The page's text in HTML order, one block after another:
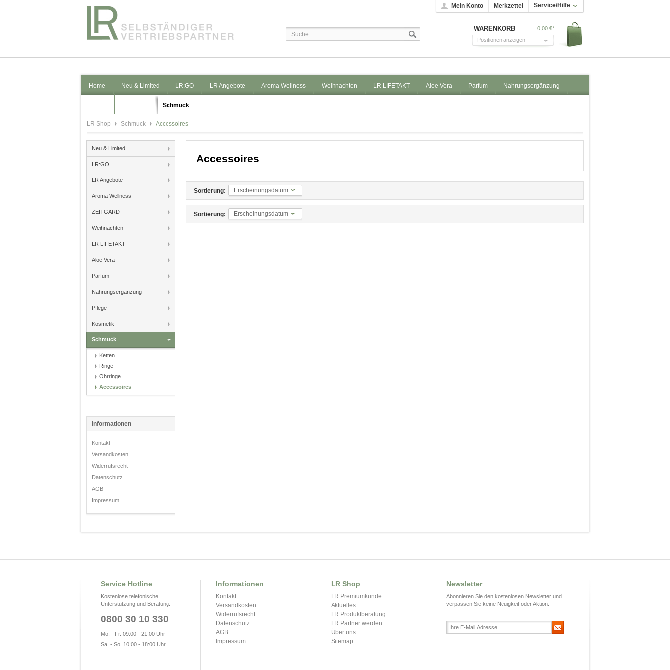
Mein Konto Merkzettel Service/Hilfe
WARENKORB
0,00 €*
Positionen anzeigen
Home Neu & Limited LR:GO LR Angebote Aroma Wellness Weihnachten LR LIFETAKT Aloe Vera Parfum Nahrungsergänzung
Schmuck
LR Shop Schmuck Accessoires
Neu & Limited
LR:GO
LR Angebote
Aroma Wellness
ZEITGARD
Weihnachten
LR LIFETAKT
Aloe Vera
Parfum
Nahrungsergänzung
Pflege
Kosmetik
Schmuck
Ketten
Ringe
Ohrringe
Accessoires
Informationen
Kontakt
Versandkosten
Widerrufsrecht
Datenschutz
AGB
Impressum
Accessoires
Sortierung: Erscheinungsdatum
Sortierung: Erscheinungsdatum
Service Hotline
Kostenlose telefonische
Unterstützung und Beratung:
0800 30 10 330
Mo. - Fr. 09:00 - 21:00 Uhr
Sa. - So. 10:00 - 18:00 Uhr
Informationen
Kontakt
Versandkosten
Widerrufsrecht
Datenschutz
AGB
Impressum
LR Shop
LR Premiumkunde
Aktuelles
LR Produktberatung
LR Partner werden
Über uns
Sitemap
Newsletter
Abonnieren Sie den kostenlosen Newsletter und
verpassen Sie keine Neuigkeit oder Aktion.